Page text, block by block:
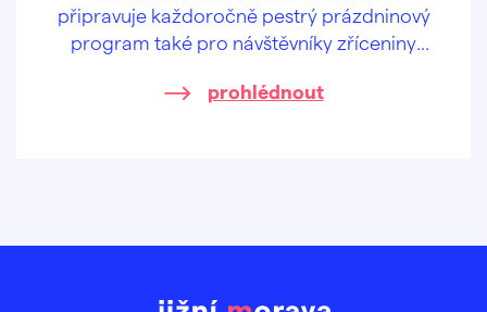
připravuje každoročně pestrý prázdninový
program také pro návštěvníky zříceniny
prohlédnout